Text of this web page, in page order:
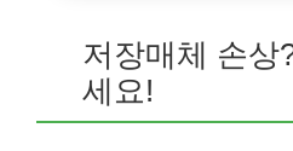
저장매체 손상
세요!